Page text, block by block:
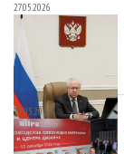
27.05.2026
23.03.2026